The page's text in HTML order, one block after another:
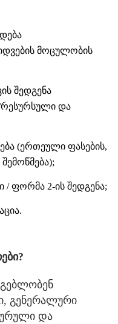
მოცულობის
შედგენა
და
(ერთეული ფასების,
/ ფორმა 2-ის შედგენა;
გენერალური
და